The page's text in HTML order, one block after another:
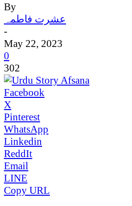
By
عشرت فاطمہ
-
May 22, 2023
0
302
Facebook
X
Pinterest
WhatsApp
Linkedin
ReddIt
Email
LINE
Copy URL